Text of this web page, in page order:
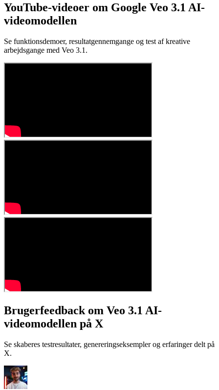
YouTube-videoer om Google Veo 3.1 AI-
videomodellen
Se funktionsdemoer, resultatgennemgange og test af kreative
arbejdsgange med Veo 3.1.
Brugerfeedback om Veo 3.1 AI-
videomodellen på X
Se skaberes testresultater, genereringseksempler og erfaringer delt på
X.